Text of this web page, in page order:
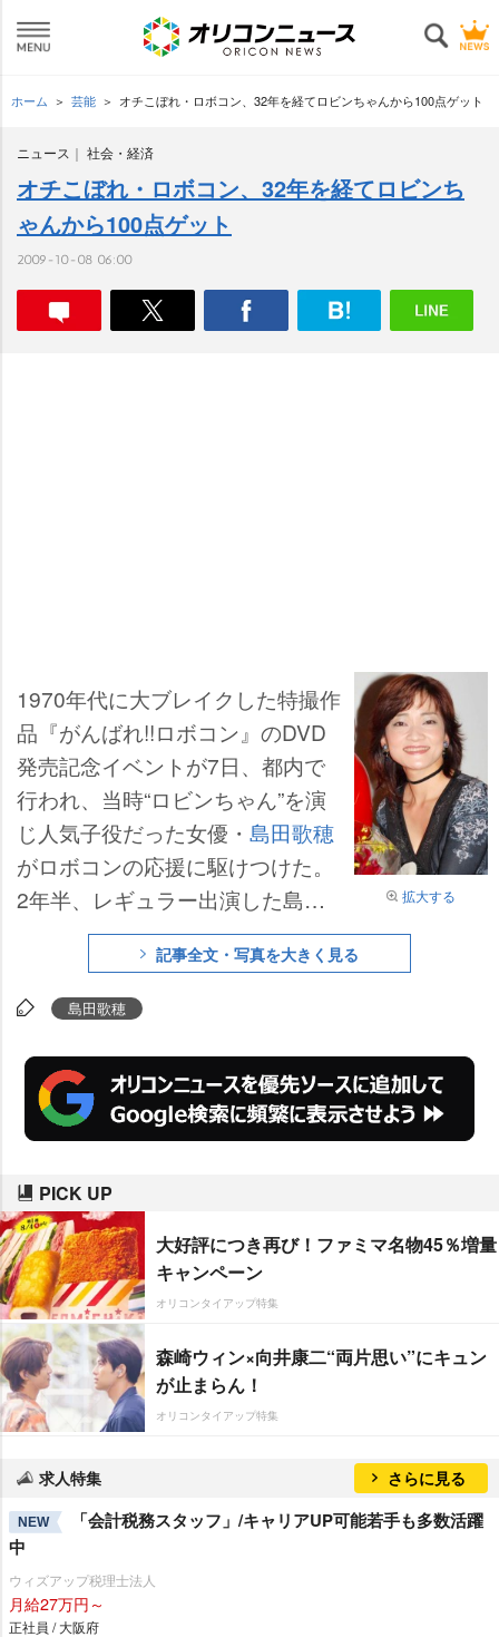
ホーム 芸能 オチこぼれ・ロボコン、32年を経てロビンちゃんから100点ゲット
ニュース 社会・経済
オチこぼれ・ロボコン、32年を経てロビンち
ゃんから100点ゲット
2009-10-08 06:00
拡大する
1970年代に大ブレイクした特撮作
品『がんばれ!!ロボコン』のDVD
発売記念イベントが7日、都内で
行われ、当時“ロビンちゃん”を演
じ人気子役だった女優・ 島田歌穂
がロボコンの応援に駆けつけた。
2年半、レギュラー出演した島田
は「この業界で生きていく基本を
教えられた“原点”。最後の(タイツ)
衣装は今でも家で大切にしまって
かなか満点を取れなかったロボコ
ンに「今日は100点です!」と点数
をつけて、再会を喜んだ。
記事全文・写真を大きく見る
島田歌穂
PICK UP
大好評につき再び！ファミマ名物45％増量
キャンペーン
オリコンタイアップ特集
森崎ウィン×向井康二“両片思い”にキュン
が止まらん！
オリコンタイアップ特集
求人特集 さらに見る
NEW
「会計税務スタッフ」/キャリアUP可能若手も多数活躍
中
ウィズアップ税理士法人
月給27万円～
正社員 / 大阪府